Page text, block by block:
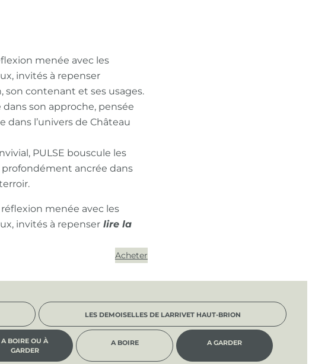
menée avec les
invités à repenser
son contenant et ses usages.
son approche, pensée
dans l’univers de Château
PULSE bouscule les
ancrée dans
menée avec les
invités à repenser
Acheter
LES DEMOISELLES DE LARRIVET HAUT-BRION
A BOIRE OU À
GARDER
A BOIRE A GARDER